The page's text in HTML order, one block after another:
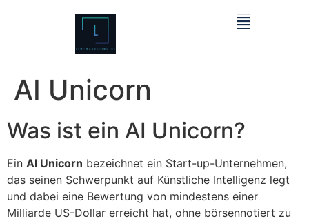
AI Unicorn
Was ist ein AI Unicorn?
Ein AI Unicorn bezeichnet ein Start-up-Unternehmen,
das seinen Schwerpunkt auf Künstliche Intelligenz legt
und dabei eine Bewertung von mindestens einer
Milliarde US-Dollar erreicht hat, ohne börsennotiert zu